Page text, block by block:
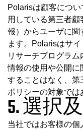
Polarisは顧客につ
用している第三者
報）からユーザに関
ます。Polarisはサ
リサーチプログラ
情報の使用や公開に
することはなく、第
ポリシーの対象では
5. 選択
当社ではお客様の個